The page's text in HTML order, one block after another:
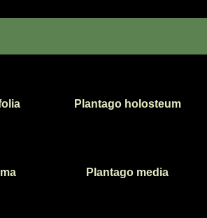
Plantago holosteum
Plantago media